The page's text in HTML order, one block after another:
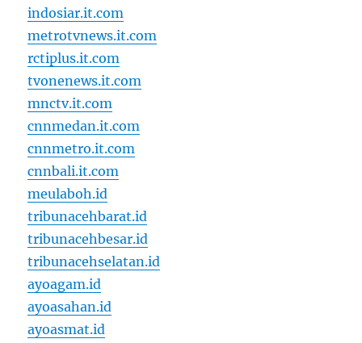
indosiar.it.com
metrotvnews.it.com
rctiplus.it.com
tvonenews.it.com
mnctv.it.com
cnnmedan.it.com
cnnmetro.it.com
cnnbali.it.com
meulaboh.id
tribunacehbarat.id
tribunacehbesar.id
tribunacehselatan.id
ayoagam.id
ayoasahan.id
ayoasmat.id